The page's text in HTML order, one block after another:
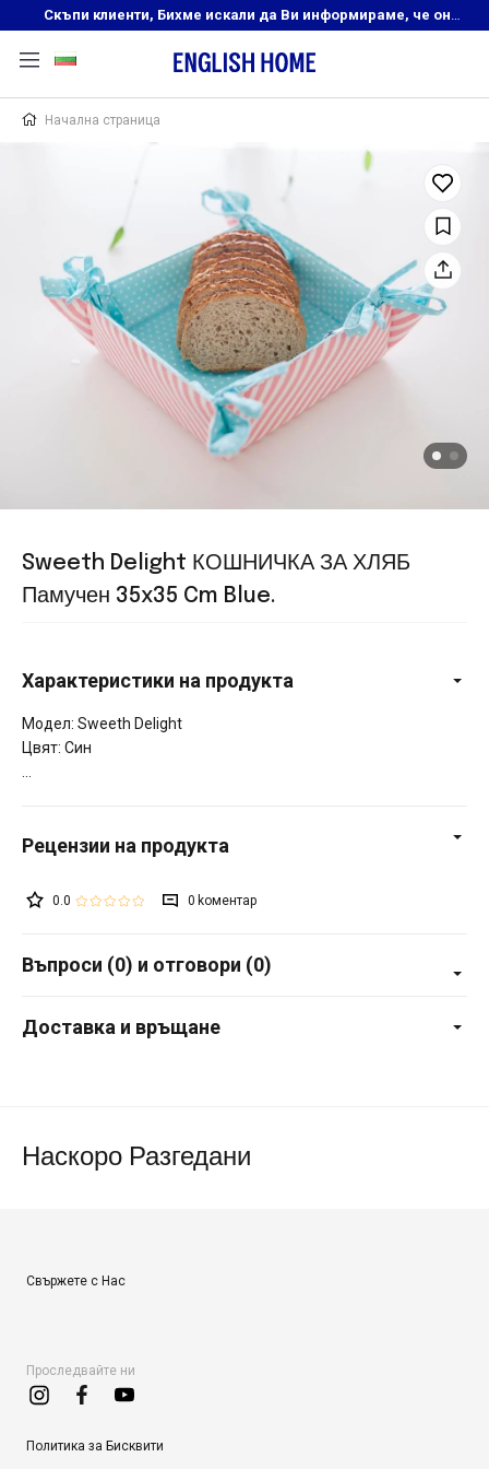
Скъпи клиенти, Бихме искали да Ви информираме, че онлайн магазинът на English Home преустановява своята дейност. Прекрасният ни и усмихнат екип ,Ви очаква в нашите физически магазини, където ще откриете любимите си продукти! Благодарим Ви, че сте част от семейството на Еnglish Home!
Начална страница
Sweeth Delight КОШНИЧКА ЗА ХЛЯБ
Памучен 35x35 Cm Blue.
Характеристики на продукта
Модел: Sweeth Delight
Цвят: Син
0.0 0
Въпроси (0) и отговори (0)
Доставка и връщане
Наскоро Разгедани
Свържете с Нас
Проследвайте ни
Политика за Бисквити